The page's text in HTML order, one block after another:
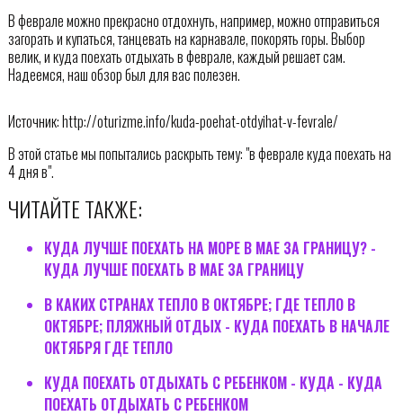
В феврале можно прекрасно отдохнуть, например, можно отправиться
загорать и купаться, танцевать на карнавале, покорять горы. Выбор
велик, и куда поехать отдыхать в феврале, каждый решает сам.
Надеемся, наш обзор был для вас полезен.
Источник: http://oturizme.info/kuda-poehat-otdyihat-v-fevrale/
В этой статье мы попытались раскрыть тему: "в феврале куда поехать на
4 дня в".
ЧИТАЙТЕ ТАКЖЕ:
КУДА ЛУЧШЕ ПОЕХАТЬ НА МОРЕ В МАЕ ЗА ГРАНИЦУ? -
КУДА ЛУЧШЕ ПОЕХАТЬ В МАЕ ЗА ГРАНИЦУ
В КАКИХ СТРАНАХ ТЕПЛО В ОКТЯБРЕ; ГДЕ ТЕПЛО В
ОКТЯБРЕ; ПЛЯЖНЫЙ ОТДЫХ - КУДА ПОЕХАТЬ В НАЧАЛЕ
ОКТЯБРЯ ГДЕ ТЕПЛО
КУДА ПОЕХАТЬ ОТДЫХАТЬ С РЕБЕНКОМ - КУДА - КУДА
ПОЕХАТЬ ОТДЫХАТЬ С РЕБЕНКОМ